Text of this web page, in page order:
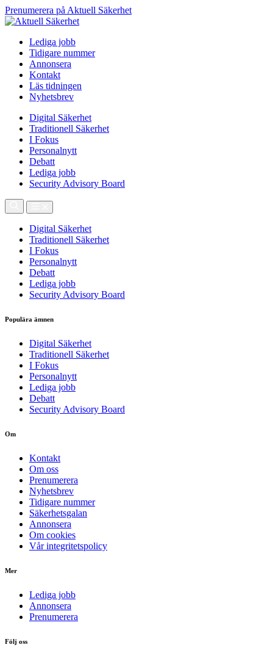
Prenumerera på Aktuell Säkerhet
Lediga jobb
Tidigare nummer
Annonsera
Kontakt
Läs tidningen
Nyhetsbrev
Digital Säkerhet
Traditionell Säkerhet
I Fokus
Personalnytt
Debatt
Lediga jobb
Security Advisory Board
Digital Säkerhet
Traditionell Säkerhet
I Fokus
Personalnytt
Debatt
Lediga jobb
Security Advisory Board
Populära ämnen
Digital Säkerhet
Traditionell Säkerhet
I Fokus
Personalnytt
Lediga jobb
Debatt
Security Advisory Board
Om
Kontakt
Om oss
Prenumerera
Nyhetsbrev
Tidigare nummer
Säkerhetsgalan
Annonsera
Om cookies
Vår integritetspolicy
Mer
Lediga jobb
Annonsera
Prenumerera
Följ oss